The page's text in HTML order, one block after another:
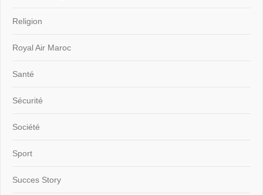
Religion
Royal Air Maroc
Santé
Sécurité
Société
Sport
Succes Story